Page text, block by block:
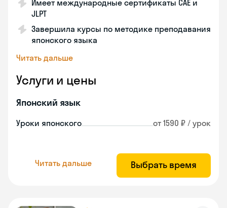
Имеет международные сертификаты CAE и
JLPT
Завершила курсы по методике преподавания
японского языка
Читать дальше
Услуги и цены
Японский язык
Уроки японского от 1590 ₽ / урок
Читать дальше Выбрать время